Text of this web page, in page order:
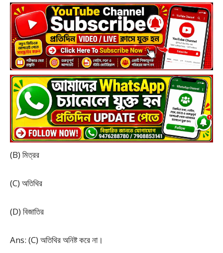
(B) মিত্রর
(C) অতিথির
(D) বিজাতির
Ans: (C) অতিথির অনিষ্ট করে না।